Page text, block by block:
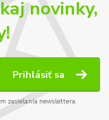
novinky,
Prihlásiť sa
zasielania newslettera.